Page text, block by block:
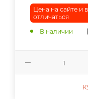
Цена на сайте и
отличаться
В наличии